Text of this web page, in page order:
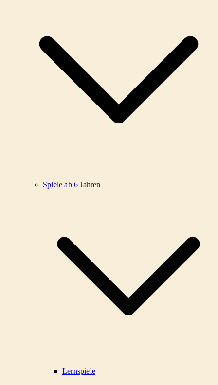
Spiele ab 6 Jahren
Lernspiele